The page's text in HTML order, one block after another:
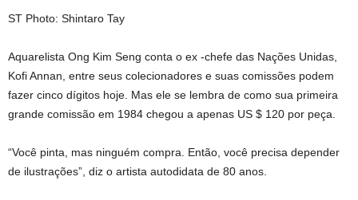
ST Photo: Shintaro Tay
Aquarelista Ong Kim Seng conta o ex -chefe das Nações Unidas,
Kofi Annan, entre seus colecionadores e suas comissões podem
fazer cinco dígitos hoje. Mas ele se lembra de como sua primeira
grande comissão em 1984 chegou a apenas US $ 120 por peça.
“Você pinta, mas ninguém compra. Então, você precisa depender
de ilustrações”, diz o artista autodidata de 80 anos.